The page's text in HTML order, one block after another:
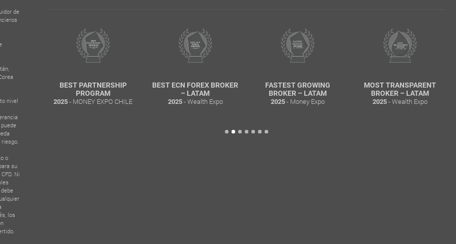
de
nivel
o
su
Ni
los
BEST PARTNERSHIP
PROGRAM
2025 - MONEY EXPO CHILE
BEST ECN FOREX BROKER
– LATAM
2025- Wealth Expo
FASTEST GROWING
BROKER – LATAM
2025 - Money Expo
MOST TRANSPARENT
BROKER – LATAM
2025 - Wealth Expo